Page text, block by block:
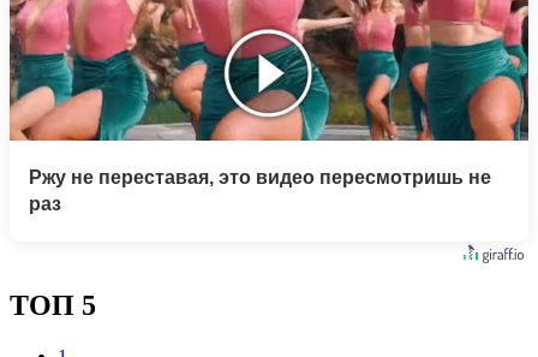
Ржу не переставая, это видео пересмотришь не
раз
ТОП 5